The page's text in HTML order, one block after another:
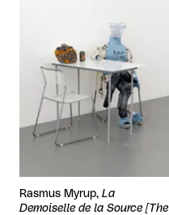
Rasmus Myrup, La
Demoiselle de la Source [The